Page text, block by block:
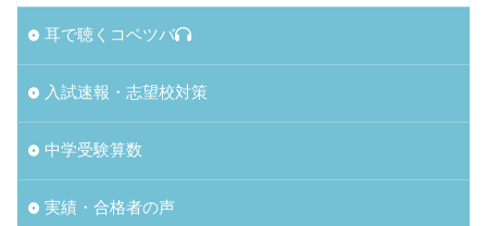
耳で聴くコベツバ
入試速報・志望校対策
中学受験算数
実績・合格者の声